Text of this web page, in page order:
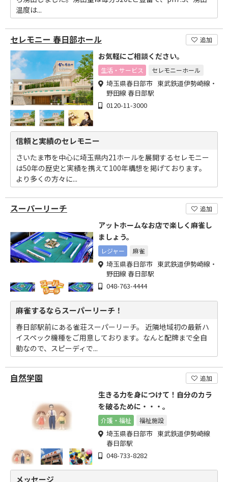
温度は...
セレモニー 春日部ホール 追加
お気軽にご相談ください。
生活・サービス セレモニーホール
埼玉県春日部市 東武鉄道伊勢崎線・
野田線 春日部駅
0120-11-3000
信頼と実績のセレモニー
さいたま市を中心に埼玉県内21ホールを展開するセレモニー
は50年の歴史と実績を携えて100年構想を掲げております。
より多くの方々に...
スーパーリーチ 追加
アットホームなお店で楽しく麻雀し
ましょう。
レジャー 麻雀
埼玉県春日部市 東武鉄道伊勢崎線・
野田線 春日部駅
048-763-4444
麻雀するならスーパーリーチ！
春日部駅前にある雀荘スーパーリーチ。 近隣地域初の最新ハ
イスペック機種をご用意しております。なんと配牌まで全自
動なので、スピーディで...
自然学園 追加
生きる力を身につけて！自分のカラ
を破るために・・・。
介護・福祉 福祉施設
埼玉県春日部市 東武鉄道伊勢崎線
春日部駅
048-733-8282
メッセージ